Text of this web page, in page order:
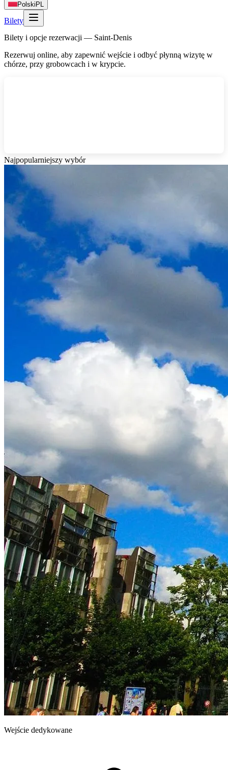
Polski PL
Bilety
Bilety i opcje rezerwacji — Saint‑Denis
Rezerwuj online, aby zapewnić wejście i odbyć płynną wizytę w
chórze, przy grobowcach i w krypcie.
Najpopularniejszy wybór
Wejście dedykowane